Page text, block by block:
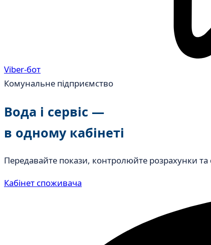
Viber-бот
Комунальне підприємство
Вода і сервіс —
в одному кабінеті
Передавайте покази, контролюйте розрахунки
Кабінет споживача